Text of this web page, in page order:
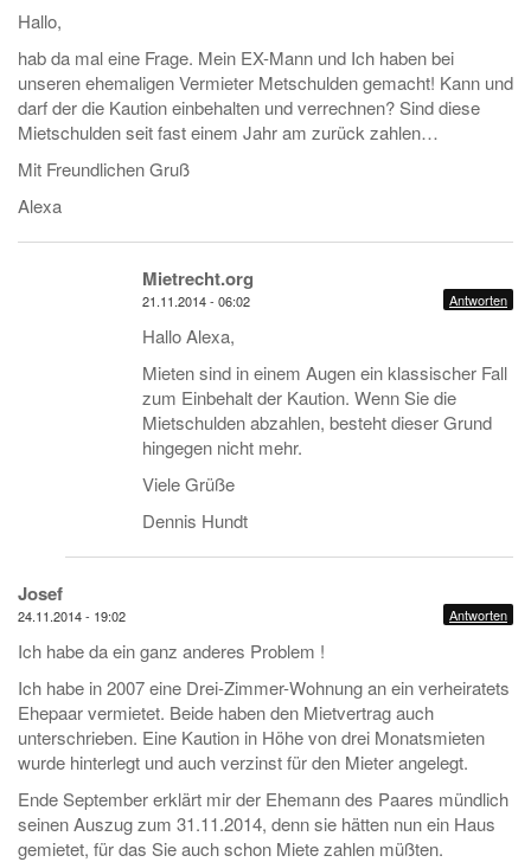
Hallo,
hab da mal eine Frage. Mein EX-Mann und Ich haben bei
unseren ehemaligen Vermieter Metschulden gemacht! Kann und
darf der die Kaution einbehalten und verrechnen? Sind diese
Mietschulden seit fast einem Jahr am zurück zahlen…
Mit Freundlichen Gruß
Alexa
Mietrecht.org
21.11.2014 - 06:02 Antworten
Hallo Alexa,
Mieten sind in einem Augen ein klassischer Fall
zum Einbehalt der Kaution. Wenn Sie die
Mietschulden abzahlen, besteht dieser Grund
hingegen nicht mehr.
Viele Grüße
Dennis Hundt
Josef
24.11.2014 - 19:02 Antworten
Ich habe da ein ganz anderes Problem !
Ich habe in 2007 eine Drei-Zimmer-Wohnung an ein verheiratets
Ehepaar vermietet. Beide haben den Mietvertrag auch
unterschrieben. Eine Kaution in Höhe von drei Monatsmieten
wurde hinterlegt und auch verzinst für den Mieter angelegt.
Ende September erklärt mir der Ehemann des Paares mündlich
seinen Auszug zum 31.11.2014, denn sie hätten nun ein Haus
gemietet, für das Sie auch schon Miete zahlen müßten.